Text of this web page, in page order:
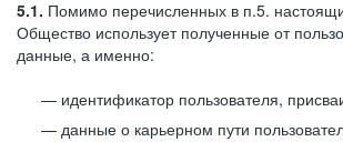
5.1. Помимо перечисленных в п.5.
Общество использует полученные от
данные, а именно:
идентификатор пользователя,
данные о карьерном пути